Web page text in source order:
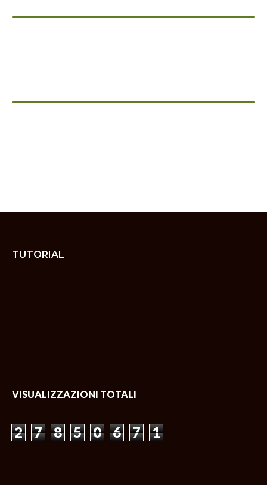
TUTORIAL
VISUALIZZAZIONI TOTALI
2 7 8 5 0 6 7 1